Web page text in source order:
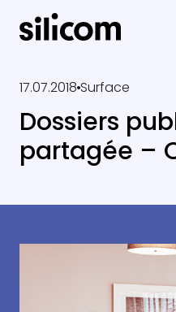
17.07.2018 Surface
Dossiers
partagée –